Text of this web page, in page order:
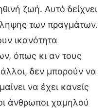
ζωή. Αυτό δείχνει
των πραγμάτων.
ικανότητα
όπως κι αν τους
δεν μπορούν να
να έχει κανείς
άνθρωποι χαμηλού